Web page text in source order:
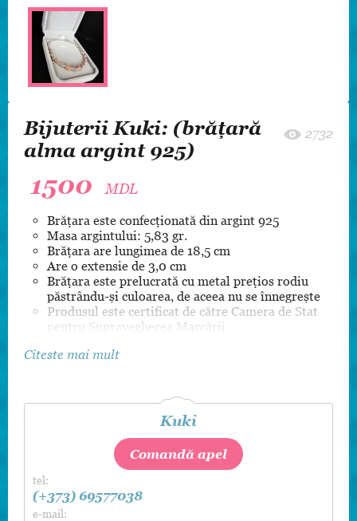
Bijuterii Kuki: (brățară
alma argint 925)
2732
1500 MDL
Brățara este confecționată din argint 925
Masa argintului: 5,83 gr.
Brățara are lungimea de 18,5 cm
Are o extensie de 3,0 cm
Brățara este prelucrată cu metal prețios rodiu
păstrându-și culoarea, de aceea nu se înnegrește
Produsul este certificat de către Camera de Stat
pentru Supravegherea Marcării
Citeste mai mult
Kuki
Comandă apel
tel:
(+373) 69577038
e-mail: